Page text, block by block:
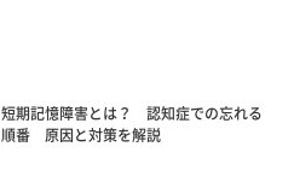
短期記憶障害とは？ 認知症での忘れる
順番 原因と対策を解説